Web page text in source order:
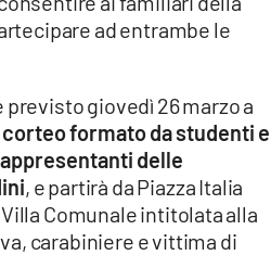
ad entrambe le
previsto giovedì 26 marzo a
formato da studenti e
delle
, e partirà da Piazza Italia
Comunale intitolata alla
carabiniere e vittima di